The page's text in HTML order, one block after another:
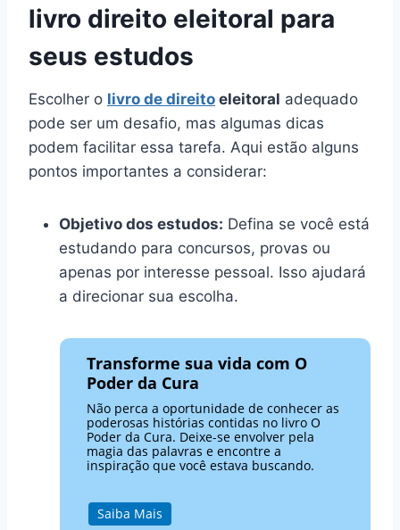
livro direito eleitoral para
seus estudos
Escolher o livro de direito eleitoral adequado
pode ser um desafio, mas algumas dicas
podem facilitar essa tarefa. Aqui estão alguns
pontos importantes a considerar:
Objetivo dos estudos: Defina se você está
estudando para concursos, provas ou
apenas por interesse pessoal. Isso ajudará
a direcionar sua escolha.
Transforme sua vida com O
Poder da Cura
Não perca a oportunidade de conhecer as
poderosas histórias contidas no livro O
Poder da Cura. Deixe-se envolver pela
magia das palavras e encontre a
inspiração que você estava buscando.
Saiba Mais